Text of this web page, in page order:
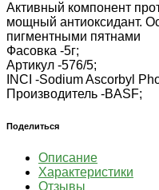
Активный компонент
мощный антиоксидант.
пигментными пятнами
Фасовка -5г;
Артикул -576/5;
INCI -Sodium Ascorbyl
Производитель -BASF;
Поделиться
Описание
Характеристики
Отзывы